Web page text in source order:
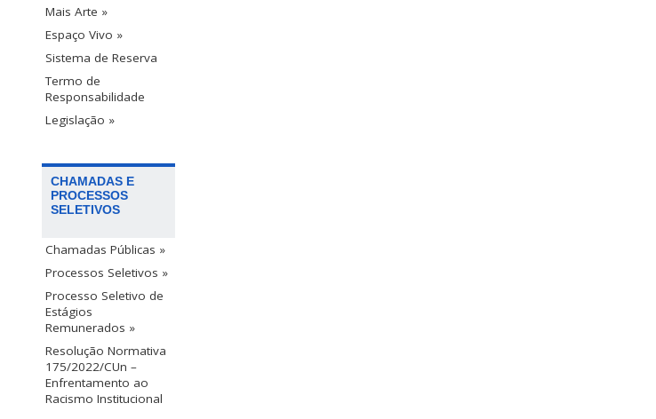
Mais Arte »
Espaço Vivo »
Sistema de Reserva
Termo de
Responsabilidade
Legislação »
CHAMADAS E
PROCESSOS
SELETIVOS
Chamadas Públicas »
Processos Seletivos »
Processo Seletivo de
Estágios
Remunerados »
Resolução Normativa
175/2022/CUn –
Enfrentamento ao
Racismo Institucional